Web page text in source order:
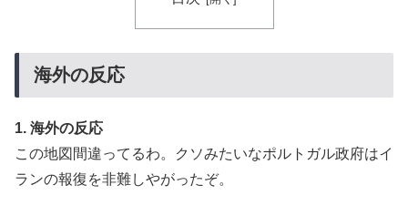
日本旅行キャンセルすべきか…1万年ぶり史上最大級の
火山の兆し＝韓国の反応
▶ 韓国人「とある日本の飲食店で、韓国人店員が韓国人団
体客と口論になった理由がこちら・・・」
した極限の中の日本人の姿に世界が衝撃
▶
泳いでいる人のすぐ横に消防飛行艇が次々着水する南仏
の湖「肝心の場面で毎回カメラが逃げる」【海外の反
海外の反応
1. 海外の反応
この地図間違ってるわ。クソみたいなポルトガル政府はイ
ランの報復を非難しやがったぞ。